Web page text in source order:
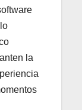
la